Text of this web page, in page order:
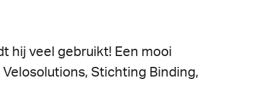
hij veel gebruikt! Een mooi
Velosolutions, Stichting Binding,